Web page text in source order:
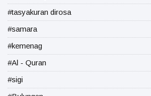
#tasyakuran dirosa
#samara
#kemenag
#Al - Quran
#sigi